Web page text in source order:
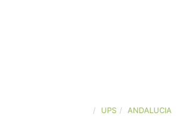
UPS ANDALUCIA